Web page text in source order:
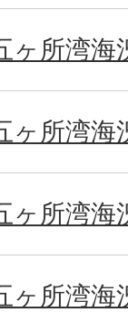
ヶ所湾海
ヶ所湾海
ヶ所湾海
ヶ所湾海